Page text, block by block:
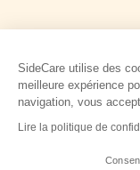
© 2026
SideCare utilise des
meilleure expérience
navigation, vous
Lire la politique de